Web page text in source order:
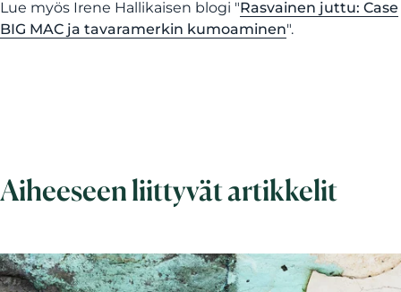
Lue myös Irene Hallikaisen blogi "Rasvainen juttu: Case
BIG MAC ja tavaramerkin kumoaminen".
Aiheeseen liittyvät artikkelit